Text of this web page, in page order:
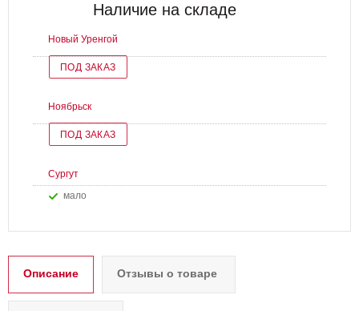
Наличие на складе
Новый Уренгой
ПОД ЗАКАЗ
Ноябрьск
ПОД ЗАКАЗ
Сургут
Мало
Описание Отзывы о товаре